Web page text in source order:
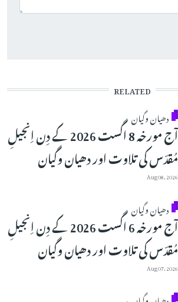
RELATED
دھیان وگیان
آج مورخہ 8 اگست 2026 کے دِن اِنجیلِ
مُقدّس کی تلاوت اور دھیان وگیان
Aug 08, 2026
دھیان وگیان
آج مورخہ 6 اگست 2026 کے دِن اِنجیلِ
مُقدّس کی تلاوت اور دھیان وگیان
Aug 07, 2026